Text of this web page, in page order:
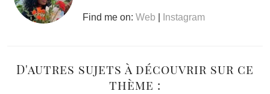
Find me on: Web Instagram
D'autres sujets à découvrir sur ce
thème :